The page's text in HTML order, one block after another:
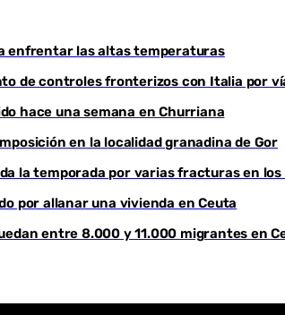
enfrentar las altas temperaturas
de controles fronterizos con Italia por
hace una semana en Churriana
en la localidad granadina de Gor
la temporada por varias fracturas en
por allanar una vivienda en Ceuta
entre 8.000 y 11.000 migrantes en